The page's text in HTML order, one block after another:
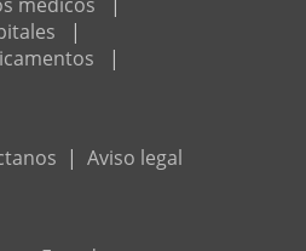
|
|
| Aviso legal